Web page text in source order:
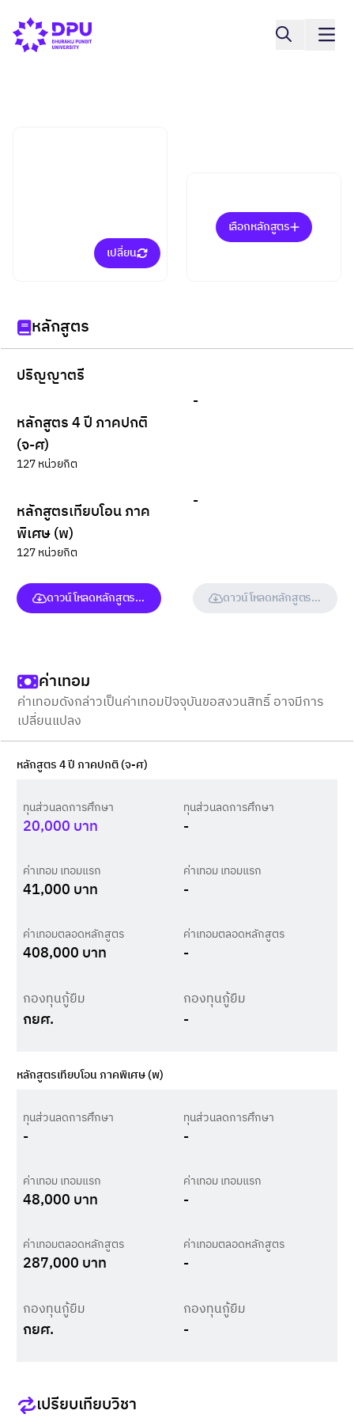
เปลี่ยน
เลือกหลักสูตร
หลักสูตร
ปริญญาตรี
หลักสูตร 4 ปี ภาคปกติ
(จ-ศ)
127 หน่วยกิต
หลักสูตรเทียบโอน ภาค
พิเศษ (พ)
127 หน่วยกิต
ดาวน์โหลดหลักสูตร (ฉบับเต็ม)
-
-
ดาวน์โหลดหลักสูตร (ฉบับเต็
ค่าเทอม
ค่าเทอมดังกล่าวเป็นค่าเทอมปัจจุบันขอสงวนสิทธิ์ อาจมีการ
เปลี่ยนแปลง
หลักสูตร 4 ปี ภาคปกติ (จ-ศ)
ทุนส่วนลดการศึกษา
20,000 บาท
ค่าเทอม เทอมแรก
41,000 บาท
ค่าเทอมตลอดหลักสูตร
408,000 บาท
กองทุนกู้ยืม
กยศ.
หลักสูตรเทียบโอน ภาคพิเศษ (พ)
ทุนส่วนลดการศึกษา
-
ค่าเทอม เทอมแรก
48,000 บาท
ค่าเทอมตลอดหลักสูตร
287,000 บาท
กองทุนกู้ยืม
กยศ.
ทุนส่วนลดการศึกษา
-
ค่าเทอม เทอมแรก
-
ค่าเทอมตลอดหลักสูตร
-
กองทุนกู้ยืม
-
ทุนส่วนลดการศึกษา
-
ค่าเทอม เทอมแรก
-
ค่าเทอมตลอดหลักสูตร
-
กองทุนกู้ยืม
-
เปรียบเทียบวิชา